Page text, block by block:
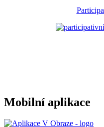
Mobilní aplikace